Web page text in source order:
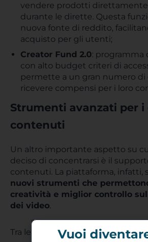
vendere prodotti direttamente
durante le dirette. Questa
nuova fonte di reddito,
acquisto per gli utenti;
Creator Fund 2.0: programma
con alto budget criteri di
permette a un gran numero di
ricevere compensi per i loro
Strumenti avanzati per
contenuti
Un altro importante aspetto su
deciso di concentrarsi è il
contenuti. La piattaforma, infatti,
nuovi strumenti che
creatività e miglior controllo
dei video.
Tra le principali novità:
Vuoi